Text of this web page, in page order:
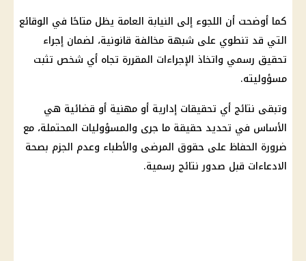
كما أوضحت أن اللجوء إلى النيابة العامة يظل متاحًا في الوقائع
التي قد تنطوي على شبهة مخالفة قانونية، لضمان إجراء
تحقيق رسمي واتخاذ الإجراءات المقررة تجاه أي شخص تثبت
مسؤوليته.
وتبقى نتائج أي تحقيقات إدارية أو مهنية أو قضائية هي
الأساس في تحديد حقيقة ما جرى والمسؤوليات المحتملة، مع
ضرورة الحفاظ على حقوق المرضى والأطباء وعدم الجزم بصحة
الادعاءات قبل صدور نتائج رسمية.